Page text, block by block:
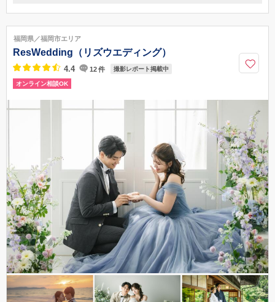
福岡県福岡市南区高宮5-16-1
092-474-8686
福岡県／福岡市エリア
ResWedding（リズウエディング）
4.4 12件 撮影レポート掲載中
オンライン相談OK